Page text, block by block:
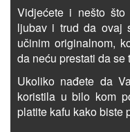
Vidjećete i nešto
ljubav i trud da ovaj
učinim originalnom,
da neću prestati da se
Ukoliko nađete da
koristila u bilo kom
platite kafu kako biste